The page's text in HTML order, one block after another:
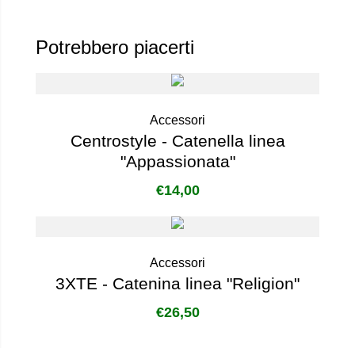
Potrebbero piacerti
Accessori
Centrostyle - Catenella linea
"Appassionata"
€14,00
Accessori
3XTE - Catenina linea "Religion"
€26,50